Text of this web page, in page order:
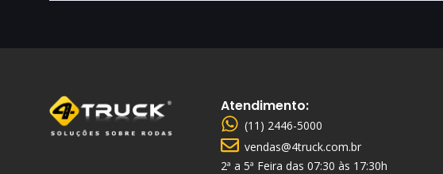
Atendimento:
(11) 2446-5000
vendas@4truck.com.br
2ª a 5ª Feira das 07:30 às 17:30h